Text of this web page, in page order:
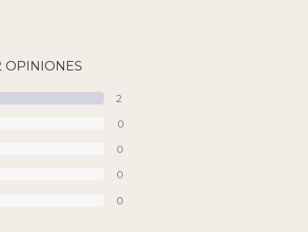
OPINIONES
2
0
0
0
0